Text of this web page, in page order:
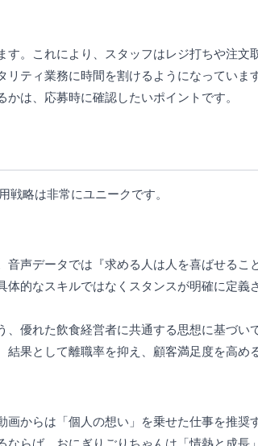
。これにより、スタッフはレジ打ちや注文
ティ業務に時間を割けるようになっていま
は、応募時に確認したいポイントです。
戦略は非常にユニークです。
声データでは『求める人は人を喜ばせるこ
的なスキルではなくスタンスが明確に定義
優れた飲食経営者に共通する思想に基づい
果として離職率を抑え、顧客満足度を高め
からは「個人の想い」を乗せた仕事を推奨